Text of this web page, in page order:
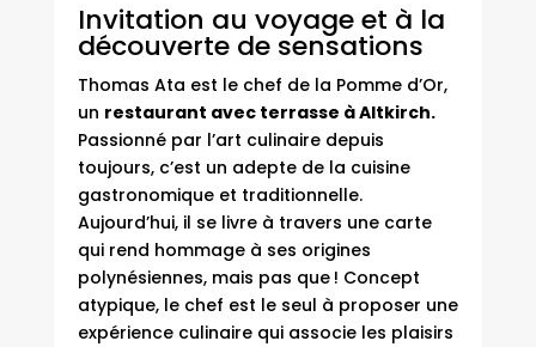
Invitation au voyage et à la
découverte de sensations
Thomas Ata est le chef de la Pomme d’Or,
un restaurant avec terrasse à Altkirch.
Passionné par l’art culinaire depuis
toujours, c’est un adepte de la cuisine
gastronomique et traditionnelle.
Aujourd’hui, il se livre à travers une carte
qui rend hommage à ses origines
polynésiennes, mais pas que ! Concept
atypique, le chef est le seul à proposer une
expérience culinaire qui associe les plaisirs